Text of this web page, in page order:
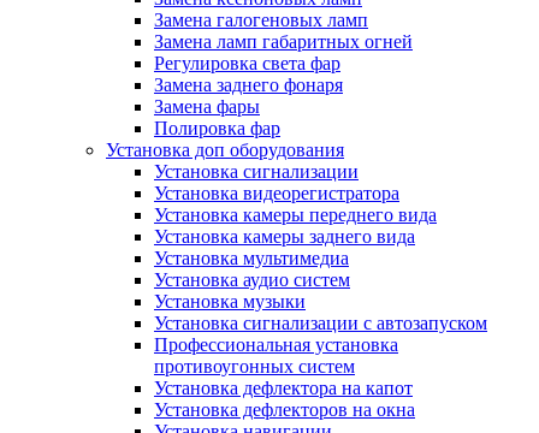
Замена галогеновых ламп
Замена ламп габаритных огней
Регулировка света фар
Замена заднего фонаря
Замена фары
Полировка фар
Установка доп оборудования
Установка сигнализации
Установка видеорегистратора
Установка камеры переднего вида
Установка камеры заднего вида
Установка мультимедиа
Установка аудио систем
Установка музыки
Установка сигнализации с автозапуском
Профессиональная установка
противоугонных систем
Установка дефлектора на капот
Установка дефлекторов на окна